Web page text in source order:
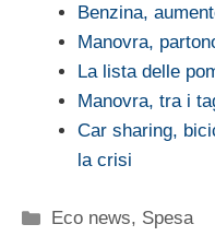
Benzina,
Manovra,
La lista delle
Manovra, tra i
Car sharing,
la crisi
Categorie
Eco news, Spesa